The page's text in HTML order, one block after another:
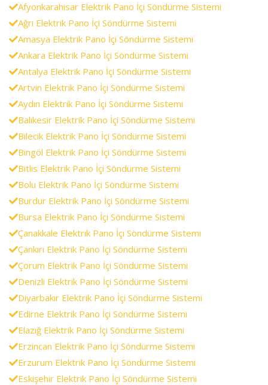
Afyonkarahisar Elektrik Pano İçi Söndürme Sistemi
Ağrı Elektrik Pano İçi Söndürme Sistemi
Amasya Elektrik Pano İçi Söndürme Sistemi
Ankara Elektrik Pano İçi Söndürme Sistemi
Antalya Elektrik Pano İçi Söndürme Sistemi
Artvin Elektrik Pano İçi Söndürme Sistemi
Aydın Elektrik Pano İçi Söndürme Sistemi
Balıkesir Elektrik Pano İçi Söndürme Sistemi
Bilecik Elektrik Pano İçi Söndürme Sistemi
Bingöl Elektrik Pano İçi Söndürme Sistemi
Bitlis Elektrik Pano İçi Söndürme Sistemi
Bolu Elektrik Pano İçi Söndürme Sistemi
Burdur Elektrik Pano İçi Söndürme Sistemi
Bursa Elektrik Pano İçi Söndürme Sistemi
Çanakkale Elektrik Pano İçi Söndürme Sistemi
Çankırı Elektrik Pano İçi Söndürme Sistemi
Çorum Elektrik Pano İçi Söndürme Sistemi
Denizli Elektrik Pano İçi Söndürme Sistemi
Diyarbakır Elektrik Pano İçi Söndürme Sistemi
Edirne Elektrik Pano İçi Söndürme Sistemi
Elazığ Elektrik Pano İçi Söndürme Sistemi
Erzincan Elektrik Pano İçi Söndürme Sistemi
Erzurum Elektrik Pano İçi Söndürme Sistemi
Eskişehir Elektrik Pano İçi Söndürme Sistemi